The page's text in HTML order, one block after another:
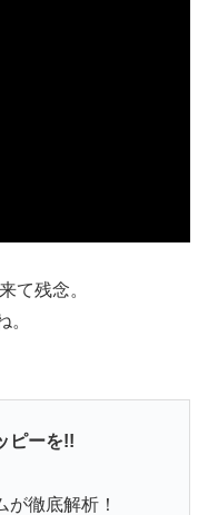
て残念。
。
ピーを!!
徹底解析！